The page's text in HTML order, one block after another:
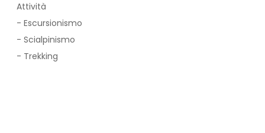
Attività
- Escursionismo
- Scialpinismo
- Trekking